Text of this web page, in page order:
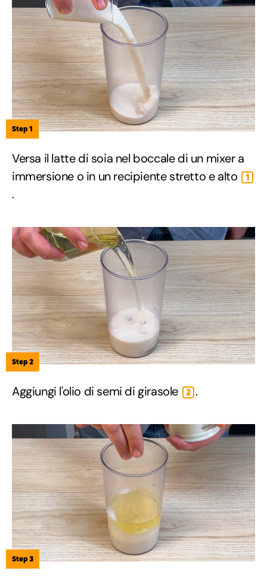
Step 1
Versa il latte di soia nel boccale di un mixer a
immersione o in un recipiente stretto e alto
1
.
Step 2
Aggiungi l'olio di semi di girasole 2 .
Step 3